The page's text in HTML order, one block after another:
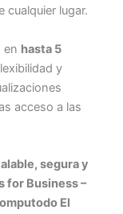
cualquier lugar.
en hasta 5
y
acceso a las
segura y
for Business –
El